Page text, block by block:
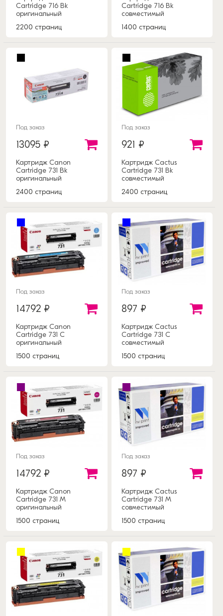
Cartridge 716 Bk
оригинальный
2200 страниц
Cartridge 716 Bk
совместимый
1400 страниц
Под заказ
13095 ₽
Картридж Canon
Cartridge 731 Bk
оригинальный
2400 страниц
Под заказ
921 ₽
Картридж Cactus
Cartridge 731 Bk
совместимый
2400 страниц
Под заказ
14792 ₽
Картридж Canon
Cartridge 731 C
оригинальный
1500 страниц
Под заказ
897 ₽
Картридж Cactus
Cartridge 731 C
совместимый
1500 страниц
Под заказ
14792 ₽
Картридж Canon
Cartridge 731 M
оригинальный
1500 страниц
Под заказ
897 ₽
Картридж Cactus
Cartridge 731 M
совместимый
1500 страниц